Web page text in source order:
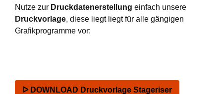
Nutze zur Druckdatenerstellung einfach unsere
Druckvorlage, diese liegt liegt für alle gängigen
Grafikprogramme vor:
ᐅ DOWNLOAD Druckvorlage Stageriser